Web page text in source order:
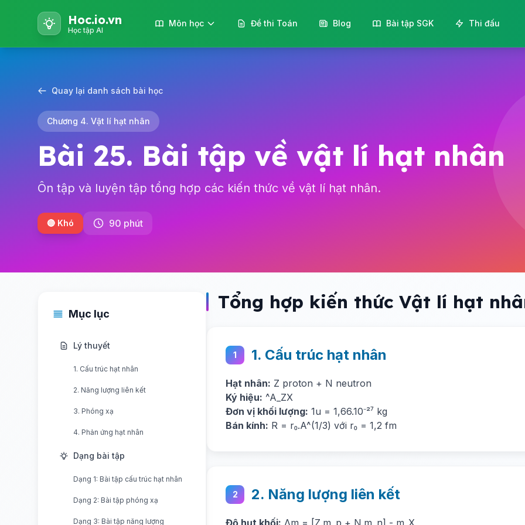
Hoc.io.vn
Học tập AI
Môn học Đề thi Toán Blog Bài tập SGK Thi đấu
Quay lại danh sách bài học
Chương 4. Vật lí hạt nhân
Bài 25. Bài tập về vật lí hạt nhân
Ôn tập và luyện tập tổng hợp các kiến thức về vật lí hạt nhân.
🔴 Khó 90 phút
Mục lục
Lý thuyết
1. Cấu trúc hạt nhân
2. Năng lượng liên kết
3. Phóng xạ
4. Phản ứng hạt nhân
Dạng bài tập
Dạng 1: Bài tập cấu trúc hạt nhân
Dạng 2: Bài tập phóng xạ
Dạng 3: Bài tập năng lượng
Tổng hợp kiến thức Vật lí hạt
1 1. Cấu trúc hạt nhân
Hạt nhân: Z proton + N neutron
Ký hiệu: ^A_ZX
Đơn vị khối lượng: 1u = 1,66.10⁻²⁷ kg
Bán kính: R = r₀.A^(1/3) với r₀ = 1,2 fm
2 2. Năng lượng liên kết
Độ hụt khối: Δm = [Z.m_p + N.m_n] - m_X